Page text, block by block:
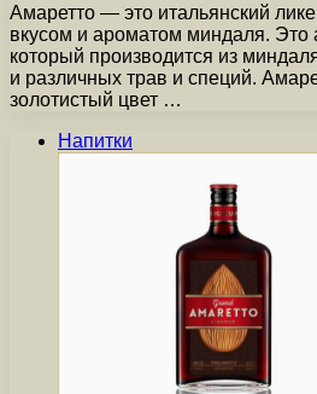
Амаретто — это итальянский
вкусом и ароматом миндаля. Это
который производится из
и различных трав и специй.
золотистый цвет …
Напитки